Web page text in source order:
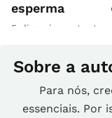
esperma
5 dicas importantes
Sobre a
Para nós,
essenciais. Por